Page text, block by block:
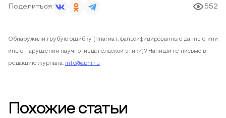
Поделиться 552
Обнаружили грубую ошибку (плагиат, фальсифицированные данные или
иные нарушения научно-издательской этики)? Напишите письмо в
редакцию журнала: info@apni.ru
Похожие статьи